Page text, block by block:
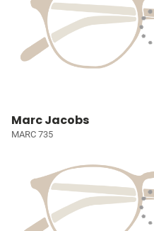
Marc Jacobs
MARC 735